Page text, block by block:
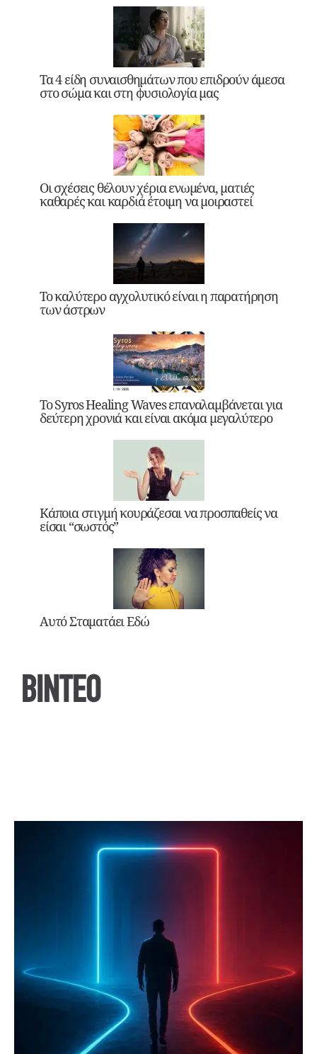
Τα 4 είδη συναισθημάτων που επιδρούν άμεσα
στο σώμα και στη φυσιολογία μας
Οι σχέσεις θέλουν χέρια ενωμένα, ματιές
καθαρές και καρδιά έτοιμη να μοιραστεί
Το καλύτερο αγχολυτικό είναι η παρατήρηση
των άστρων
Το Syros Healing Waves επαναλαμβάνεται για
δεύτερη χρονιά και είναι ακόμα μεγαλύτερο
Κάποια στιγμή κουράζεσαι να προσπαθείς να
είσαι “σωστός”
Αυτό Σταματάει Εδώ
ΒΙΝΤΕΟ